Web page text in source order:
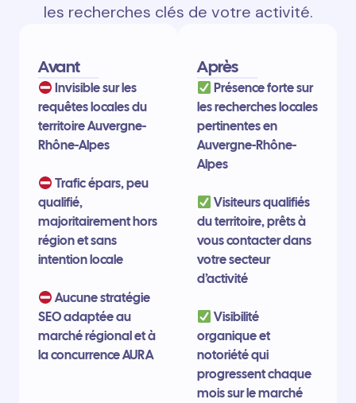
les recherches clés de votre activité.
Avant
Invisible sur les
requêtes locales du
territoire Auvergne-
Rhône-Alpes
Trafic épars, peu
qualifié,
majoritairement hors
région et sans
intention locale
Aucune stratégie
SEO adaptée au
marché régional et à
la concurrence AURA
Après
Présence forte sur
les recherches locales
pertinentes en
Auvergne-Rhône-
Alpes
Visiteurs qualifiés
du territoire, prêts à
vous contacter dans
votre secteur
d’activité
Visibilité
organique et
notoriété qui
progressent chaque
mois sur le marché